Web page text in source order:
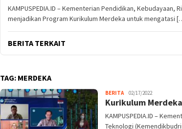
KAMPUSPEDIA.ID – Kementerian Pendidikan,
menjadikan Program Kurikulum Merdeka untuk mengatasi
BERITA TERKAIT
TAG: MERDEKA
BERITAMelani
02/17/2022
Kurikulum
KAMPUSPEDIA.ID –
Teknologi